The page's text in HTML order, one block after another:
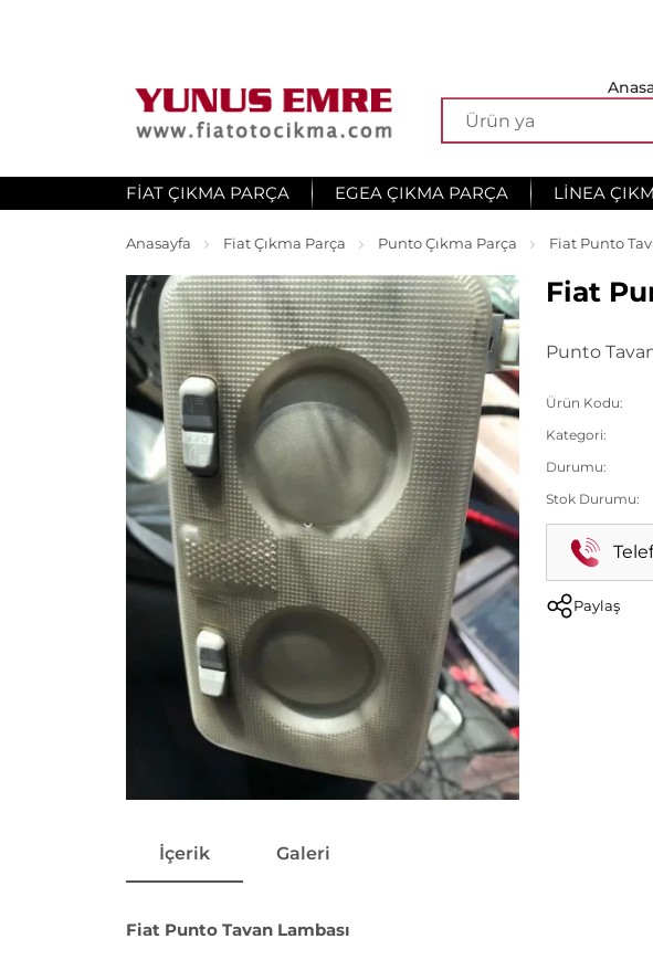
FIAT ÇIKMA PARÇA EGEA ÇIKMA PARÇA LINEA
Anasayfa Fiat Çıkma Parça Punto Çıkma Parça Fiat Punto
Fiat
Punto
Ürün Kodu:
Kategori:
Durumu:
Stok Durumu:
Paylaş
İçerik Galeri
Fiat Punto Tavan Lambası